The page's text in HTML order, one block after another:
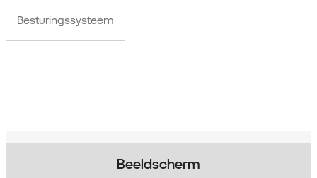
Besturingssysteem
Beeldscherm